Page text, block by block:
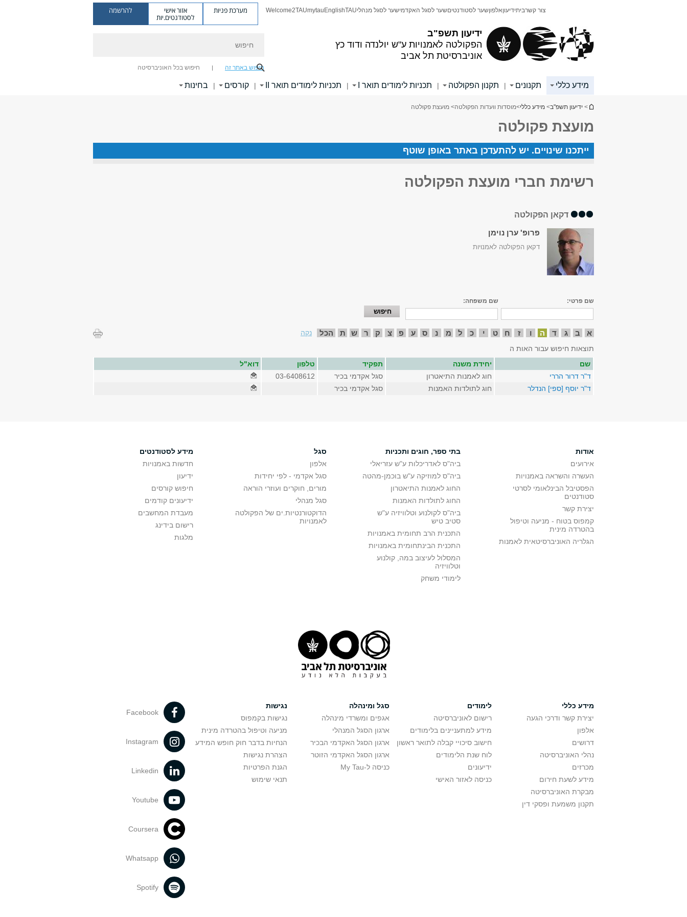
ידיעון תשפ"ב
הפקולטה לאמנויות ע"ש יולנדה ודוד כץ
אוניברסיטת תל אביב
צור קשרביתידיעוןאלפוןשער לסטודנטיםשער לסגל האקדמישער לסגל מנהליTAU
English
mytau
Welcome2TAU מערכת פניות אזור אישי
לסטודנטים.יות
להרשמה
חיפוש באתר זה חיפוש בכל האוניברסיטה
מידע כללי תקנונים | תקנון הפקולטה | תכניות לימודים תואר I | תכניות לימודים תואר II | קורסים | בחינות
הינך נמצא כאן
> ידיעון תשפ"ב> מידע כללי>מוסדות וועדות הפקולטה> מועצת פקולטה
מועצת פקולטה
ייתכנו שינויים. יש להתעדכן באתר באופן שוטף
רשימת חברי מועצת הפקולטה
דקאן הפקולטה
פרופ' ערן נוימן
דקאן הפקולטה לאמנויות
שם פרטי: שם משפחה:
א ב ג ד ה ו ז ח ט י כ ל מ נ ס ע פ צ ק ר ש ת הכל
נקה
תוצאות חיפוש עבור האות ה
שם
יחידת משנה תפקיד טלפון
דוא"ל
ד"ר דרור הררי
חוג לאמנות התיאטרון סגל אקדמי בכיר
03-6408612
ד"ר יוסף [ספי] הנדלר
חוג לתולדות האמנות סגל אקדמי בכיר
אודות
אירועים
העשרה והשראה באמנויות
הפסטיבל הבינלאומי לסרטי
סטודנטים
יצירת קשר
קמפוס בטוח - מניעה וטיפול
בהטרדה מינית
הגלריה האוניברסיטאית לאמנות
בתי ספר, חוגים ותכניות
ביה"ס לאדריכלות ע"ש עזריאלי
ביה"ס למוזיקה ע"ש בוכמן-מהטה
החוג לאמנות התיאטרון
החוג לתולדות האמנות
ביה"ס לקולנוע וטלוויזיה ע"ש
סטיב טיש
התכנית הרב תחומית באמנויות
התכנית הבינתחומית באמנויות
המסלול לעיצוב במה, קולנוע
וטלוויזיה
לימודי משחק
סגל
אלפון
סגל אקדמי - לפי יחידות
מורים, חוקרים ועוזרי הוראה
סגל מנהלי
הדוקטורנטיות.ים של הפקולטה
לאמנויות
מידע לסטודנטים
חדשות באמנויות
ידיעון
חיפוש קורסים
ידיעונים קודמים
מעבדת המחשבים
רישום בידינג
מלגות
מידע כללי
יצירת קשר ודרכי הגעה
אלפון
דרושים
נהלי האוניברסיטה
מכרזים
מידע לשעת חירום
מבקרת האוניברסיטה
תקנון משמעת ופסקי דין
לימודים
רישום לאוניברסיטה
מידע למתעניינים בלימודים
חישוב סיכויי קבלה לתואר ראשון
לוח שנת הלימודים
ידיעונים
כניסה לאזור האישי
סגל ומינהלה
אגפים ומשרדי מינהלה
ארגון הסגל המנהלי
ארגון הסגל האקדמי הבכיר
ארגון הסגל האקדמי הזוטר
כניסה ל-My Tau
נגישות
נגישות בקמפוס
מניעה וטיפול בהטרדה מינית
הנחיות בדבר חוק חופש המידע
הצהרת נגישות
הגנת הפרטיות
תנאי שימוש
Facebook
Instagram
Linkedin
Youtube
Coursera
Whatsapp
Spotify